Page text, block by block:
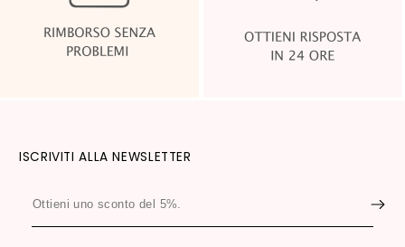
ISCRIVITI ALLA NEWSLETTER
Ottieni
uno